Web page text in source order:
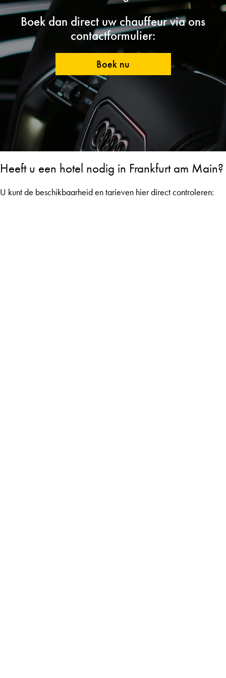
Boek dan direct uw chauffeur via ons
contactformulier:
Boek nu
Heeft u een hotel nodig in Frankfurt am Main?
U kunt de beschikbaarheid en tarieven hier direct controleren: